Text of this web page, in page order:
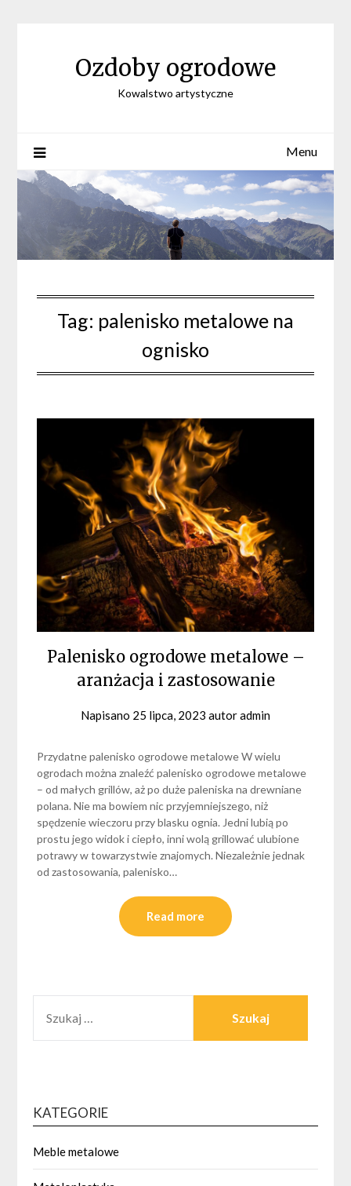
Ozdoby ogrodowe
Kowalstwo artystyczne
Menu
Tag: palenisko metalowe na
ognisko
Palenisko ogrodowe metalowe –
aranżacja i zastosowanie
Napisano 25 lipca, 2023 autoradmin
Przydatne palenisko ogrodowe metalowe W wielu
ogrodach można znaleźć palenisko ogrodowe metalowe
– od małych grillów, aż po duże paleniska na drewniane
polana. Nie ma bowiem nic przyjemniejszego, niż
spędzenie wieczoru przy blasku ognia. Jedni lubią po
prostu jego widok i ciepło, inni wolą grillować ulubione
potrawy w towarzystwie znajomych. Niezależnie jednak
od zastosowania, palenisko…
Read more
KATEGORIE
Meble metalowe